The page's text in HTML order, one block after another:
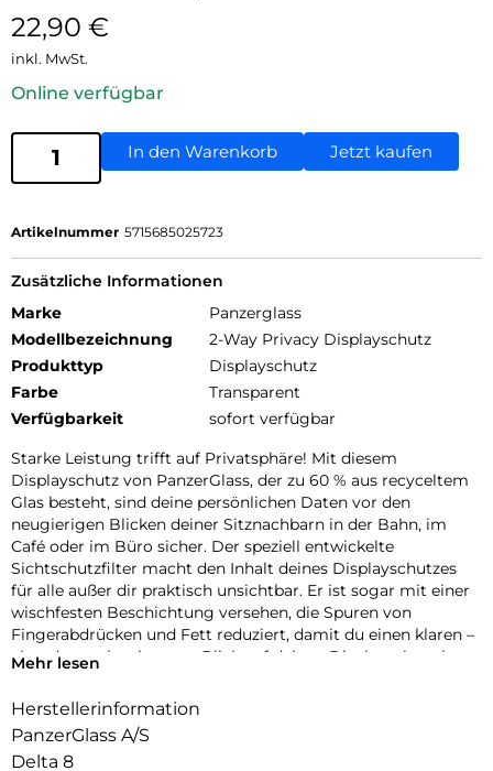
22,90 €
inkl. MwSt.
Online verfügbar
In den Warenkorb Jetzt kaufen
Artikelnummer 5715685025723
Zusätzliche Informationen
Marke
Panzerglass
Modellbezeichnung
2-Way Privacy Displayschutz
Produkttyp
Displayschutz
Farbe
Transparent
Verfügbarkeit
sofort verfügbar
Starke Leistung trifft auf Privatsphäre! Mit diesem
Displayschutz von PanzerGlass, der zu 60 % aus recyceltem
Glas besteht, sind deine persönlichen Daten vor den
neugierigen Blicken deiner Sitznachbarn in der Bahn, im
Café oder im Büro sicher. Der speziell entwickelte
Sichtschutzfilter macht den Inhalt deines Displayschutzes
für alle außer dir praktisch unsichtbar. Er ist sogar mit einer
wischfesten Beschichtung versehen, die Spuren von
Fingerabdrücken und Fett reduziert, damit du einen klaren –
aber dennoch privaten – Blick auf deinen Displayschutz hast.
hohen Kratzfestigkeit schützt dieser Displayschutz dein
Handy-Display vor versehentlichen Stößen, Stürzen und
anderen Gefahren des Alltags. Oder um es etwas
Mehr lesen
Herstellerinformation
PanzerGlass A/S
Delta 8